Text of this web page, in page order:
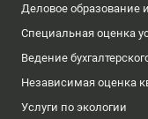
Деловое образование
Специальная оценка
Ведение
Независимая оценка
Услуги по экологии